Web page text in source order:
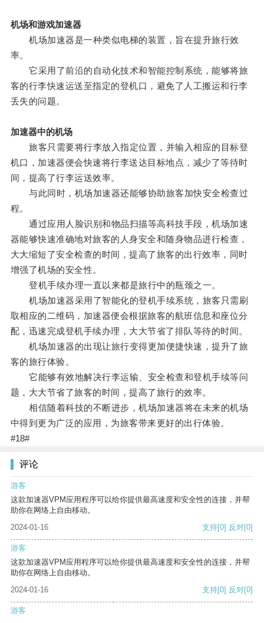
机场和游戏加速器
机场加速器是一种类似电梯的装置，旨在提升旅行效
率。
它采用了前沿的自动化技术和智能控制系统，能够将旅
客的行李快速运送至指定的登机口，避免了人工搬运和行李
丢失的问题。
加速器中的机场
旅客只需要将行李放入指定位置，并输入相应的目标登
机口，加速器便会快速将行李送达目标地点，减少了等待时
间，提高了行李运送效率。
与此同时，机场加速器还能够协助旅客加快安全检查过
程。
通过应用人脸识别和物品扫描等高科技手段，机场加速
器能够快速准确地对旅客的人身安全和随身物品进行检查，
大大缩短了安全检查的时间，提高了旅客的出行效率，同时
增强了机场的安全性。
登机手续办理一直以来都是旅行中的瓶颈之一。
机场加速器采用了智能化的登机手续系统，旅客只需刷
取相应的二维码，加速器便会根据旅客的航班信息和座位分
配，迅速完成登机手续办理，大大节省了排队等待的时间。
机场加速器的出现让旅行变得更加便捷快速，提升了旅
客的旅行体验。
它能够有效地解决行李运输、安全检查和登机手续等问
题，大大节省了旅客的时间，提高了旅行的效率。
相信随着科技的不断进步，机场加速器将在未来的机场
中得到更为广泛的应用，为旅客带来更好的出行体验。
#18#
评论
游客
这款加速器VPM应用程序可以给你提供最高速度和安全性的连接，并帮
助你在网络上自由移动。
2024-01-16
支持[0] 反对[0]
游客
这款加速器VPM应用程序可以给你提供最高速度和安全性的连接，并帮
助你在网络上自由移动。
2024-01-16
支持[0] 反对[0]
游客